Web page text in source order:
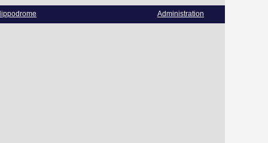
Administration